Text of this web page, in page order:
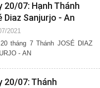
20/07: Hạnh Thánh
Diaz Sanjurjo - An
2021
tháng 7 Thánh JOSÉ DIAZ
- AN
20/07: Thánh